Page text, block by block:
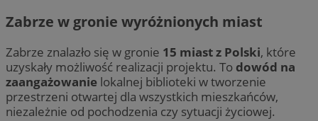
Zabrze w gronie wyróżnionych miast
Zabrze znalazło się w gronie 15 miast z Polski, które
uzyskały możliwość realizacji projektu. To dowód na
zaangażowanie lokalnej biblioteki w tworzenie
przestrzeni otwartej dla wszystkich mieszkańców,
niezależnie od pochodzenia czy sytuacji życiowej.